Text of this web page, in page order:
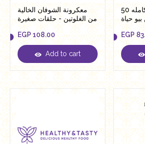
معكرونة الشوفان الخالية
من الغلوتين - حلقات صغيرة
من لينو 250 جرام
EGP 108.00
EGP108.00
Add to cart
كركديه زهره كامله 50
حياة
EGP
EGP